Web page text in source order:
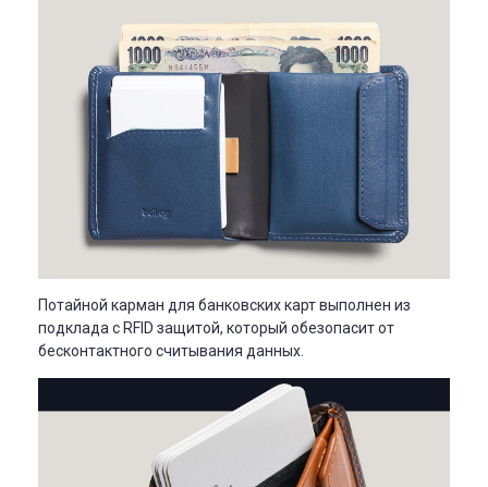
Потайной карман для банковских карт выполнен из
подклада с RFID защитой, который обезопасит от
бесконтактного считывания данных.